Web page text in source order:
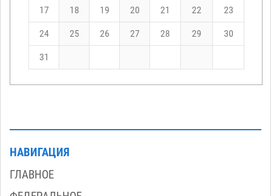
17 18 19 20 21 22 23
24 25 26 27 28 29 30
31
НАВИГАЦИЯ
ГЛАВНОЕ